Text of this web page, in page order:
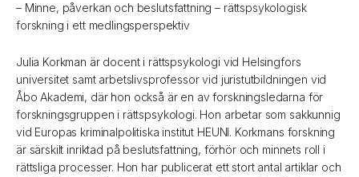
– Minne, påverkan och beslutsfattning – rättspsykologisk
forskning i ett medlingsperspektiv
Julia Korkman är docent i rättspsykologi vid Helsingfors
universitet samt arbetslivsprofessor vid juristutbildningen vid
Åbo Akademi, där hon också är en av forskningsledarna för
forskningsgruppen i rättspsykologi. Hon arbetar som sakkunnig
vid Europas kriminalpolitiska institut HEUNI. Korkmans forskning
är särskilt inriktad på beslutsfattning, förhör och minnets roll i
rättsliga processer. Hon har publicerat ett stort antal artiklar och